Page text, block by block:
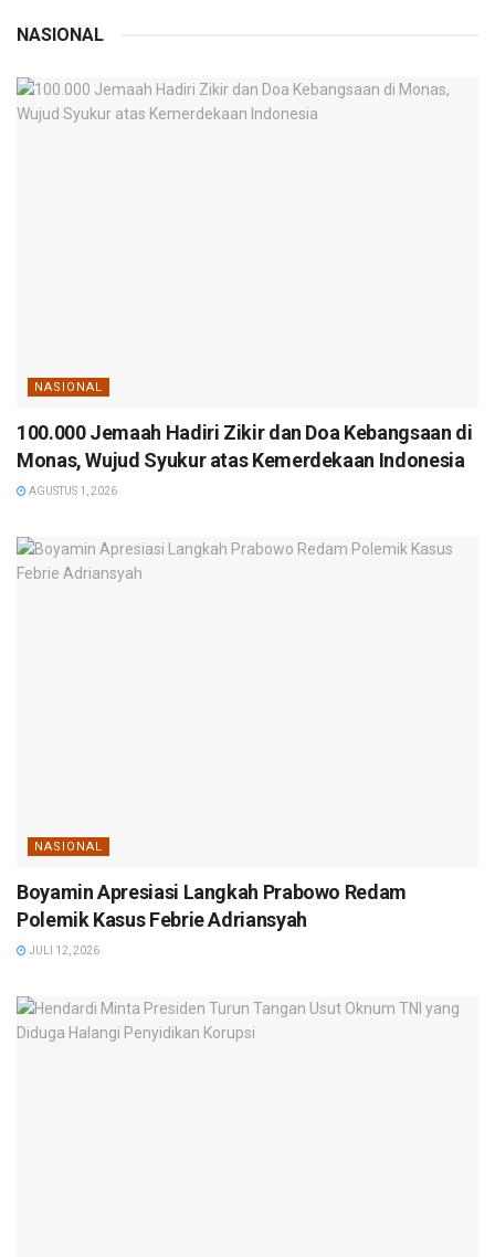
NASIONAL
NASIONAL
100.000 Jemaah Hadiri Zikir dan Doa Kebangsaan di
Monas, Wujud Syukur atas Kemerdekaan Indonesia
AGUSTUS 1, 2026
NASIONAL
Boyamin Apresiasi Langkah Prabowo Redam
Polemik Kasus Febrie Adriansyah
JULI 12, 2026